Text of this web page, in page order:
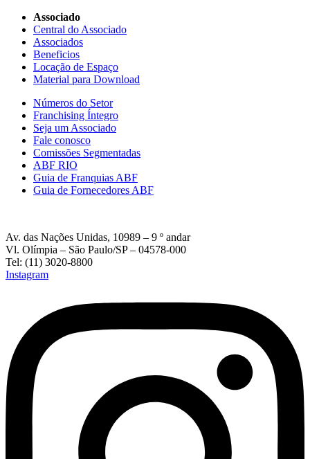
Associado
Central do Associado
Associados
Beneficios
Locação de Espaço
Material para Download
Números do Setor
Franchising Íntegro
Seja um Associado
Fale conosco
Comissões Segmentadas
ABF RIO
Guia de Franquias ABF
Guia de Fornecedores ABF
Av. das Nações Unidas, 10989 – 9 º andar
Vl. Olímpia – São Paulo/SP – 04578-000
Tel: (11) 3020-8800
Instagram